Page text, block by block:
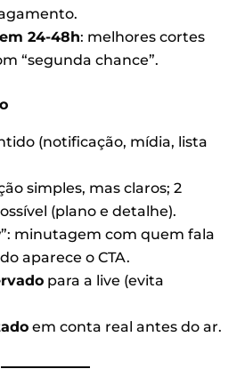
24-48h: melhores cortes
“segunda chance”.
(notificação, mídia, lista
simples, mas claros; 2
(plano e detalhe).
minutagem com quem fala
aparece o CTA.
para a live (evita
em conta real antes do ar.